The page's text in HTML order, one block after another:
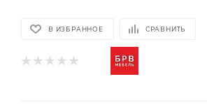
В ИЗБРАННОЕ СРАВНИТЬ